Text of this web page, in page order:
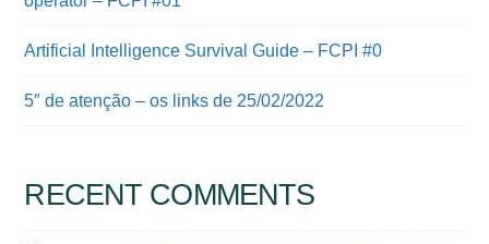
Artificial Intelligence Survival Guide – FCPI #0
5″ de atenção – os links de 25/02/2022
RECENT COMMENTS